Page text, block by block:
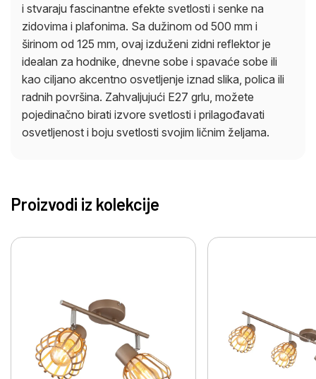
i stvaraju fascinantne efekte svetlosti i senke na
zidovima i plafonima. Sa dužinom od 500 mm i
širinom od 125 mm, ovaj izduženi zidni reflektor je
idealan za hodnike, dnevne sobe i spavaće sobe ili
kao ciljano akcentno osvetljenje iznad slika, polica ili
radnih površina. Zahvaljujući E27 grlu, možete
pojedinačno birati izvore svetlosti i prilagođavati
osvetljenost i boju svetlosti svojim ličnim željama.
Proizvodi iz kolekcije